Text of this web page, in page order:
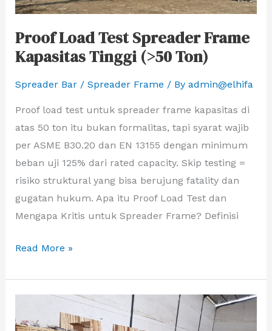
Proof Load Test Spreader Frame
Kapasitas Tinggi (>50 Ton)
Spreader Bar / Spreader Frame / By admin@elhifa
Proof load test untuk spreader frame kapasitas di
atas 50 ton itu bukan formalitas, tapi syarat wajib
per ASME B30.20 dan EN 13155 dengan minimum
beban uji 125% dari rated capacity. Skip testing =
risiko struktural yang bisa berujung fatality dan
gugatan hukum. Apa itu Proof Load Test dan
Mengapa Kritis untuk Spreader Frame? Definisi
Read More »
Itu